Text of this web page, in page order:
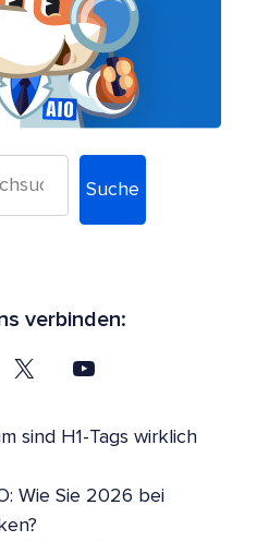
Suche
verbinden:
sind H1-Tags wirklich
Wie Sie 2026 bei